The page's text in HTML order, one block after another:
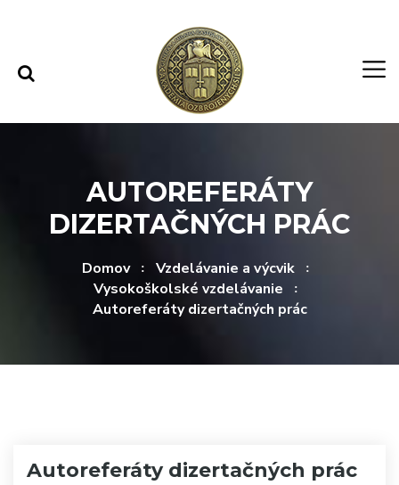
AUTOREFERÁTY
DIZERTAČNÝCH PRÁC
Domov
Vzdelávanie a výcvik
Vysokoškolské vzdelávanie
Autoreferáty dizertačných prác
Autoreferáty dizertačných prác